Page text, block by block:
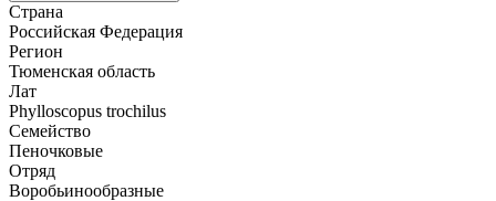
Страна
Российская Федерация
Регион
Тюменская область
Лат
Phylloscopus trochilus
Семейство
Пеночковые
Отряд
Воробьинообразные